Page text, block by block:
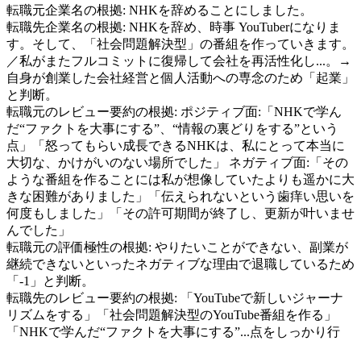
転職元企業名の根拠: NHKを辞めることにしました。
転職先企業名の根拠: NHKを辞め、時事 YouTuberになりま
す。そして、「社会問題解決型」の番組を作っていきます。
／私がまたフルコミットに復帰して会社を再活性化し...。→
自身が創業した会社経営と個人活動への専念のため「起業」
と判断。
転職元のレビュー要約の根拠: ポジティブ面:「NHKで学ん
だ“ファクトを大事にする”、“情報の裏どりをする”という
点」「怒ってもらい成長できるNHKは、私にとって本当に
大切な、かけがいのない場所でした」 ネガティブ面:「その
ような番組を作ることには私が想像していたよりも遥かに大
きな困難がありました」「伝えられないという歯痒い思いを
何度もしました」「その許可期間が終了し、更新が叶いませ
んでした」
転職元の評価極性の根拠: やりたいことができない、副業が
継続できないといったネガティブな理由で退職しているため
「-1」と判断。
転職先のレビュー要約の根拠:
「YouTubeで新しいジャーナ
リズムをする」「社会問題解決型のYouTube番組を作る」
「NHKで学んだ“ファクトを大事にする”...点をしっかり行